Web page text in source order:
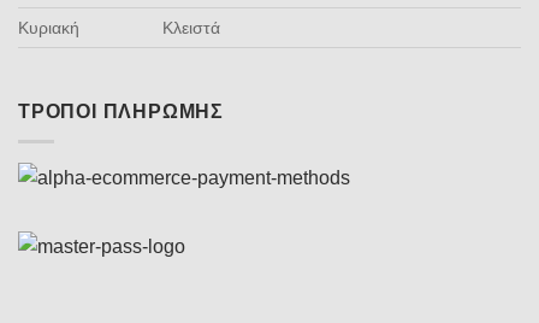
Κυριακή Κλειστά
ΤΡΌΠΟΙ ΠΛΗΡΩΜΉΣ